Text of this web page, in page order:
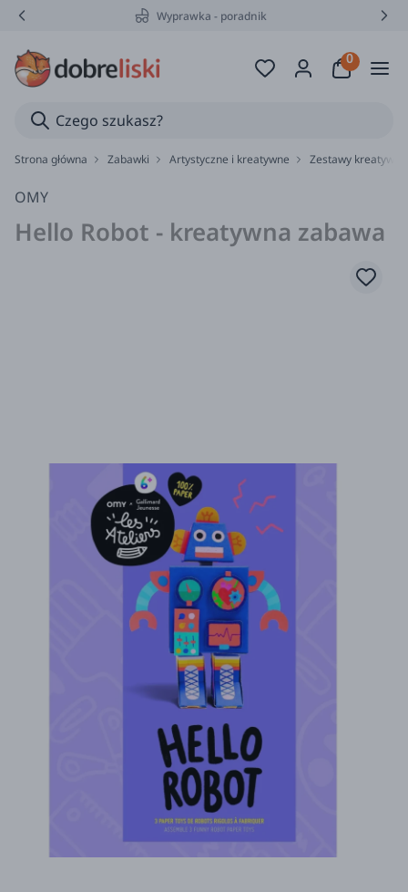
Wyprawka - poradnik
Strona główna Zabawki Artystyczne i kreatywne Zestawy kreatywne
OMY
Hello Robot - kreatywna zabawa